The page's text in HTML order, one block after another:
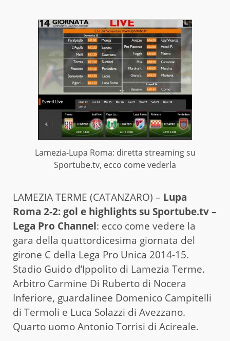
Lamezia-Lupa Roma: diretta streaming su
Sportube.tv, ecco come vederla
LAMEZIA TERME (CATANZARO) – Lupa
Roma 2-2: gol e highlights su Sportube.tv –
Lega Pro Channel: ecco come vedere la
gara della quattordicesima giornata del
girone C della Lega Pro Unica 2014-15.
Stadio Guido d’Ippolito di Lamezia Terme.
Arbitro Carmine Di Ruberto di Nocera
Inferiore, guardalinee Domenico Campitelli
di Termoli e Luca Solazzi di Avezzano.
Quarto uomo Antonio Torrisi di Acireale.